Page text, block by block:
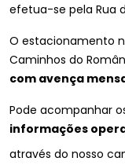
efetua-se pela Rua
O estacionamento
Caminhos do
com avença
Pode acompanhar
informações
através do nosso